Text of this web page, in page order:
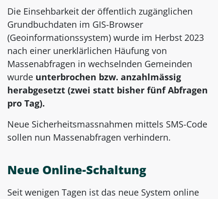
Die Einsehbarkeit der öffentlich zugänglichen
Grundbuchdaten im GIS-Browser
(Geoinformationssystem) wurde im Herbst 2023
nach einer unerklärlichen Häufung von
Massenabfragen in wechselnden Gemeinden
wurde unterbrochen bzw. anzahlmässig
herabgesetzt (zwei statt bisher fünf Abfragen
pro Tag).
Neue Sicherheitsmassnahmen mittels SMS-Code
sollen nun Massenabfragen verhindern.
Neue Online-Schaltung
Seit wenigen Tagen ist das neue System online